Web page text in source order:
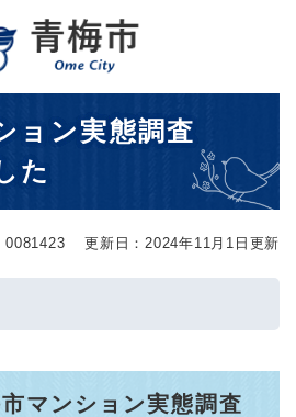
ーを飛ばして本文へ
ョン実態調査
た
0081423 更新日：2024年11月1日更新
マンション実態調査